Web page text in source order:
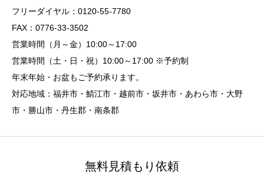
フリーダイヤル：0120-55-7780
FAX：0776-33-3502
営業時間（月～金）10:00～17:00
営業時間（土・日・祝）10:00～17:00 ※予約制
年末年始・お盆もご予約承ります。
対応地域：福井市・鯖江市・越前市・坂井市・あわら市・大野
市・勝山市・丹生郡・南条郡
無料見積もり依頼